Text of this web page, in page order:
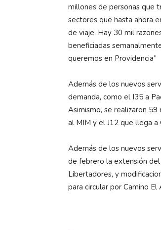
millones de personas que
sectores que hasta ahora
de viaje. Hay 30 mil
beneficiadas
queremos en Providencia”
Además de los nuevos
demanda, como el I35 a
Asimismo, se realizaron
al MIM y el J12 que llega a
Además de los nuevos
de febrero la extensión
Libertadores, y
para circular por Camino